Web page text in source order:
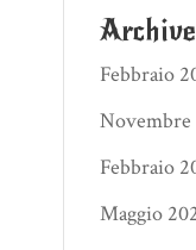
Febbraio
Novembre
Febbraio
Maggio